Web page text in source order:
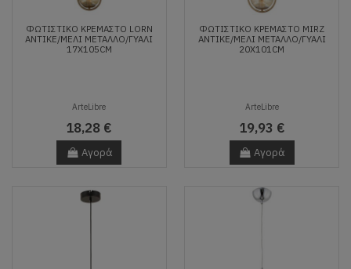
ΦΩΤΙΣΤΙΚΌ ΚΡΕΜΑΣΤΌ LORN
ΑΝΤΙΚΈ/ΜΕΛΊ ΜΈΤΑΛΛΟ/ΓΥΑΛΊ
17X105CM
ArteLibre
18,28 €
Αγορά
ΦΩΤΙΣΤΙΚΌ ΚΡΕΜΑΣΤΌ MIRZ
ΑΝΤΙΚΈ/ΜΕΛΊ ΜΈΤΑΛΛΟ/ΓΥΑΛΊ
20X101CM
ArteLibre
19,93 €
Αγορά